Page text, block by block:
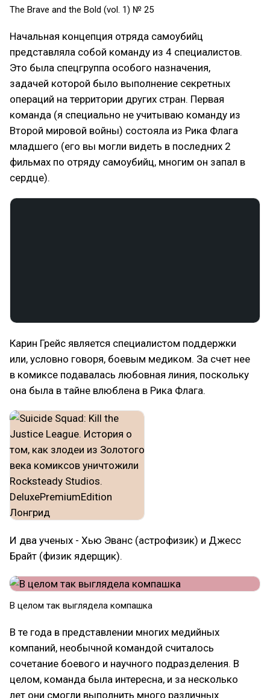
The Brave and the Bold (vol. 1) № 25
Начальная концепция отряда самоубийц
представляла собой команду из 4 специалистов.
Это была спецгруппа особого назначения,
задачей которой было выполнение секретных
операций на территории других стран. Первая
команда (я специально не учитываю команду из
Второй мировой войны) состояла из Рика Флага
младшего (его вы могли видеть в последних 2
фильмах по отряду самоубийц, многим он запал в
сердце).
Карин Грейс является специалистом поддержки
или, условно говоря, боевым медиком. За счет нее
в комиксе подавалась любовная линия, поскольку
она была в тайне влюблена в Рика Флага.
И два ученых - Хью Эванс (астрофизик) и Джесс
Брайт (физик ядерщик).
В целом так выглядела компашка
В те года в представлении многих медийных
компаний, необычной командой считалось
сочетание боевого и научного подразделения. В
целом, команда была интересна, и за несколько
лет они смогли выполнить много различных